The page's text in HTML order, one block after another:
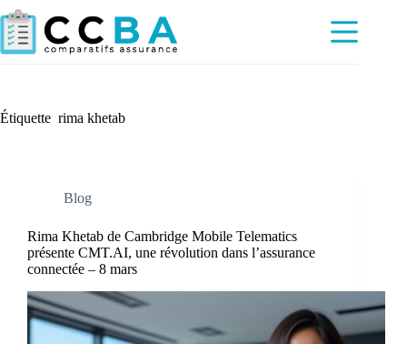
Passer
au
contenu
Étiquette rima khetab
Blog
Rima Khetab de Cambridge Mobile Telematics
présente CMT.AI, une révolution dans l’assurance
connectée – 8 mars